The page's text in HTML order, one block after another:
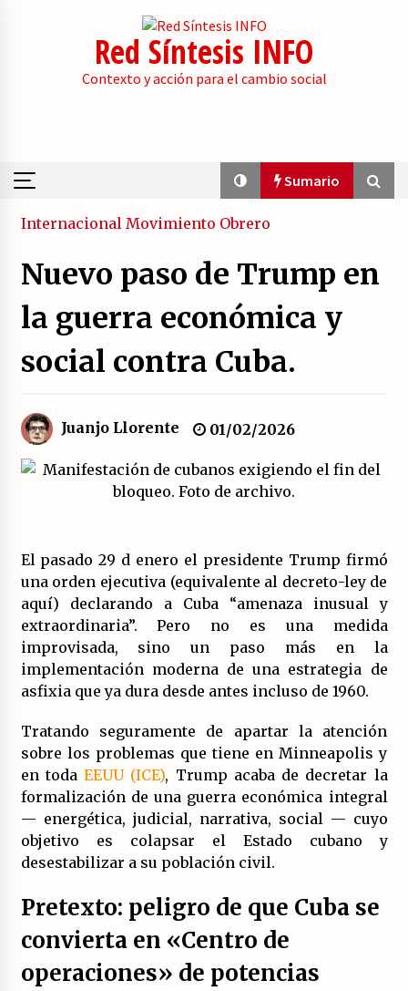
Red Síntesis INFO
Contexto y acción para el cambio social
Sumario
Sumario
La psicología de la desinformación y los
«paquetes retóricos».
21/07/2026
Movilización social contra los presupuestos
políticos.
20/07/2026
del PCE?
20/07/2026
¿Por qué la «unidad de las izquierdas» es un
callejón sin salida?
19/07/2026
Llamamiento por el 18 julio del Encuentro
Estatal por la República.
17/07/2026
La OTAN acelera la militarización industrial
permanente.
16/07/2026
Actos en Valencia y Alicante contra la
represión del activismo por Palestina.
Internacional Movimiento Obrero
Nuevo paso de Trump en
la guerra económica y
social contra Cuba.
Juanjo Llorente 01/02/2026
El pasado 29 d enero el presidente Trump firmó
una orden ejecutiva (equivalente al decreto-ley de
aquí) declarando a Cuba “amenaza inusual y
extraordinaria”. Pero no es una medida
improvisada, sino un paso más en la
implementación moderna de una estrategia de
asfixia que ya dura desde antes incluso de 1960.
Tratando seguramente de apartar la atención
sobre los problemas que tiene en Minneapolis y
en toda EEUU (ICE), Trump acaba de decretar la
formalización de una guerra económica integral
— energética, judicial, narrativa, social — cuyo
objetivo es colapsar el Estado cubano y
desestabilizar a su población civil.
Pretexto: peligro de que Cuba se
convierta en «Centro de
operaciones» de potencias